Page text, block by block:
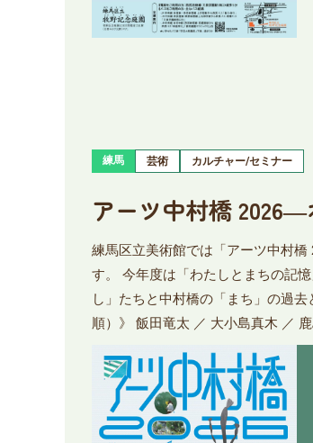
練馬 芸術 カルチャー/セミナー
アーツ中村橋
練馬区立美術館では「アーツ中村
す。 今年度は「わたしとまちの記
し」たちと中村橋の「まち」の過
順）》 飯田竜太 ／ 大小島真木 ／